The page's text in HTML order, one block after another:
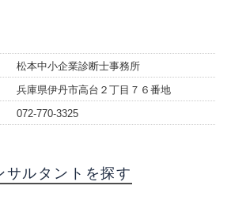
松本中小企業診断士事務所
兵庫県伊丹市高台２丁目７６番地
072-770-3325
サルタントを探す